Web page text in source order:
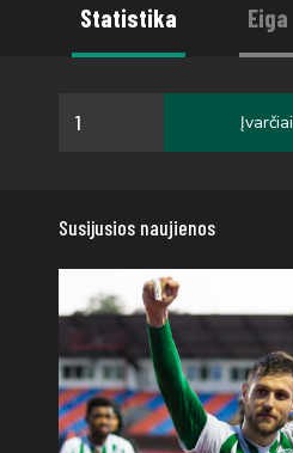
Statistika Eiga
1 Įvarčiai
Susijusios naujienos